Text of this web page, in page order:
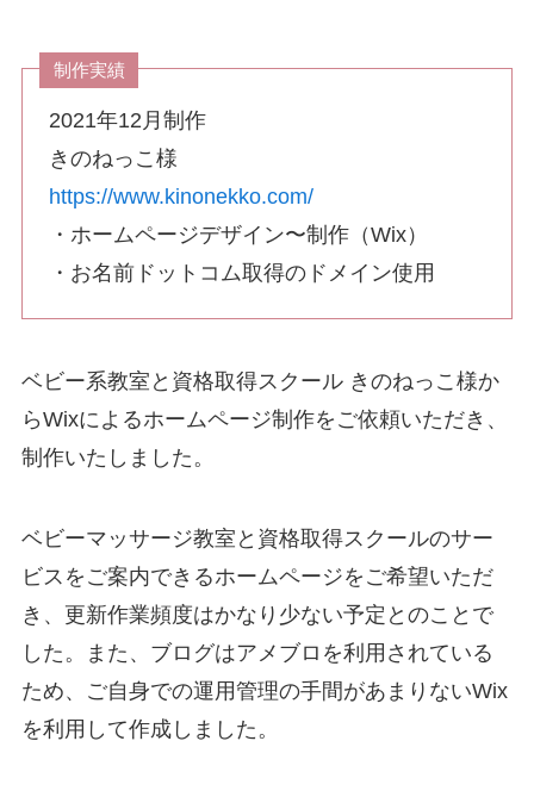
制作実績
2021年12月制作
きのねっこ様
https://www.kinonekko.com/
・ホームページデザイン〜制作（Wix）
・お名前ドットコム取得のドメイン使用
ベビー系教室と資格取得スクール きのねっこ様か
らWixによるホームページ制作をご依頼いただき、
制作いたしました。
ベビーマッサージ教室と資格取得スクールのサー
ビスをご案内できるホームページをご希望いただ
き、更新作業頻度はかなり少ない予定とのことで
した。また、ブログはアメブロを利用されている
ため、ご自身での運用管理の手間があまりないWix
を利用して作成しました。